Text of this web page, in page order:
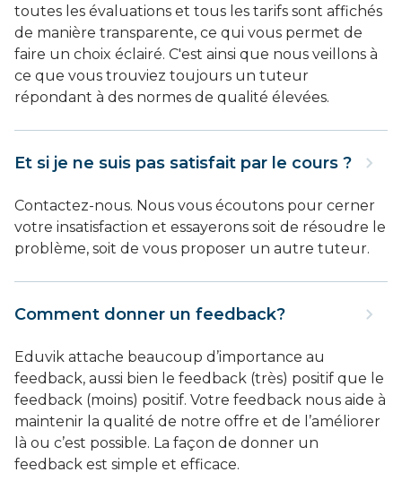
toutes les évaluations et tous les tarifs sont affichés
de manière transparente, ce qui vous permet de
faire un choix éclairé. C'est ainsi que nous veillons à
ce que vous trouviez toujours un tuteur
répondant à des normes de qualité élevées.
Et si je ne suis pas satisfait par le cours ?
Contactez-nous. Nous vous écoutons pour cerner
votre insatisfaction et essayerons soit de résoudre le
problème, soit de vous proposer un autre tuteur.
Comment donner un feedback?
Eduvik attache beaucoup d’importance au
feedback, aussi bien le feedback (très) positif que le
feedback (moins) positif. Votre feedback nous aide à
maintenir la qualité de notre offre et de l’améliorer
là ou c’est possible. La façon de donner un
feedback est simple et efficace.